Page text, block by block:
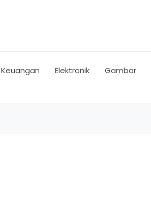
Elektronik Gambar